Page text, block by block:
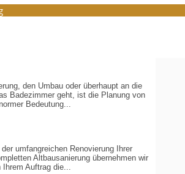
IN 3-Dden Umbau oder überhaupt an die
Badezimmer geht, ist die Planung von
Bedeutung...
DER GEWERKE
umfangreichen Renovierung Ihrer
Altbausanierung übernehmen wir
Ihrem Auftrag die...